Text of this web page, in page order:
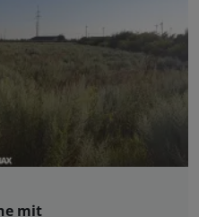
mit